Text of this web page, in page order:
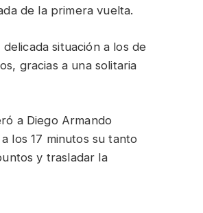
de la primera vuelta.
situación a los de
gracias a una solitaria
a Diego Armando
los 17 minutos su tanto
y trasladar la